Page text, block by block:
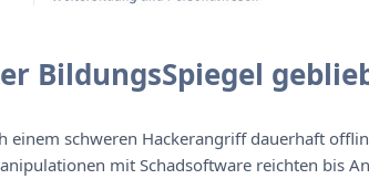
BildungsSpiegel
einem schweren Hackerangriff dauerhaft
mit Schadsoftware reichten bis